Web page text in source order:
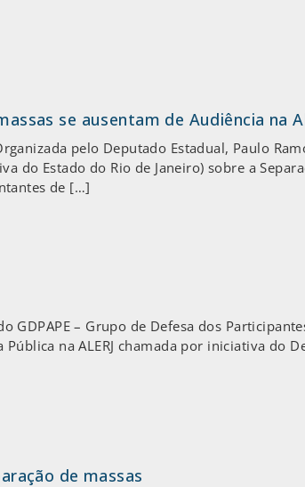
se ausentam de Audiência na
pelo Deputado Estadual, Paulo
do Estado do Rio de Janeiro) sobre a
de […]
GDPAPE – Grupo de Defesa dos
na ALERJ chamada por iniciativa do
de massas